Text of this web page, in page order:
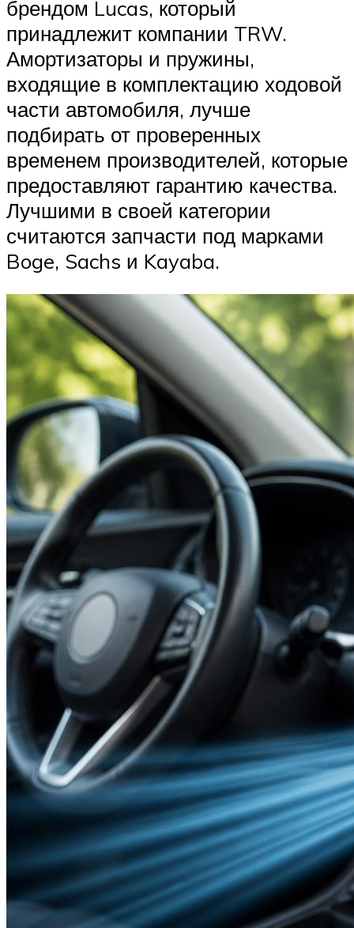
брендом Lucas, который
принадлежит компании TRW.
Амортизаторы и пружины,
входящие в комплектацию ходовой
части автомобиля, лучше
подбирать от проверенных
временем производителей, которые
предоставляют гарантию качества.
Лучшими в своей категории
считаются запчасти под марками
Boge, Sachs и Kayaba.